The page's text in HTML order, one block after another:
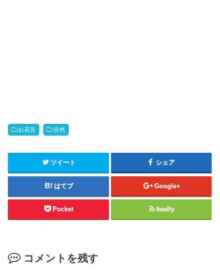
お花見 自然
ツイート シェア
はてブ Google+
Pocket feedly
コメントを残す